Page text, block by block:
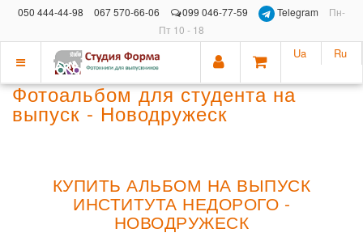
050 444-44-98 067 570-66-06 099 046-77-59 Telegram
Пн-
Пт 10 - 18
Показать
меню
Ua Ru
Фотоальбом для студента на
выпуск - Новодружеск
КУПИТЬ АЛЬБОМ НА ВЫПУСК
ИНСТИТУТА НЕДОРОГО -
НОВОДРУЖЕСК